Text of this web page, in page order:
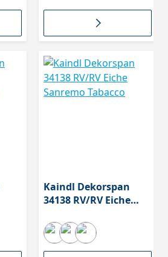
Kaindl Dekorspan
34138 RV/RV Eiche